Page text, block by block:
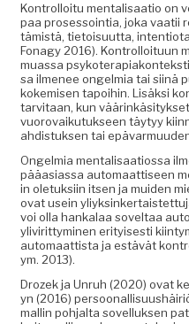
Kon­trol­loitu men­tal­isaa­tio on
paa pros­es­soin­tia, joka vaatii
tämistä, tietoisu­ut­ta,
Fon­agy 2016). Kon­trol­loitu­un
muas­sa
sa ilme­nee ongelmia tai siinä
kokemisen tapoi­hin. Lisäk­si
tarvi­taan, kun
vuorovaiku­tuk­seen täy­tyy
ahdis­tuk­sen tai
Ongelmia men­tal­isaa­tios­sa
pääasi­as­sa automaat­tiseen
in ole­tuk­si­in itsen ja muiden
ovat usein
voi olla han­kalaa soveltaa
ylivirit­tymi­nen eri­tyis­es­ti
automaat­tista ja estävät
ym. 2013).
Drozek ja Unruh (2020) ovat
yn (2016)
ma­llin poh­jal­ta sovel­luk­sen